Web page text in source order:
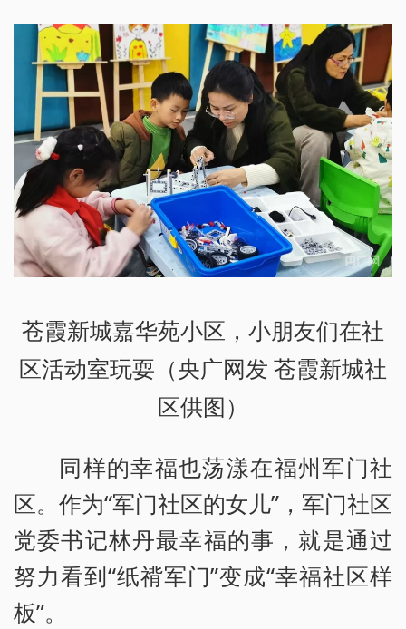
苍霞新城嘉华苑小区，小朋友们在社
区活动室玩耍（央广网发 苍霞新城社
区供图）
同样的幸福也荡漾在福州军门社
区。作为“军门社区的女儿”，军门社区
党委书记林丹最幸福的事，就是通过
努力看到“纸禙军门”变成“幸福社区样
板”。